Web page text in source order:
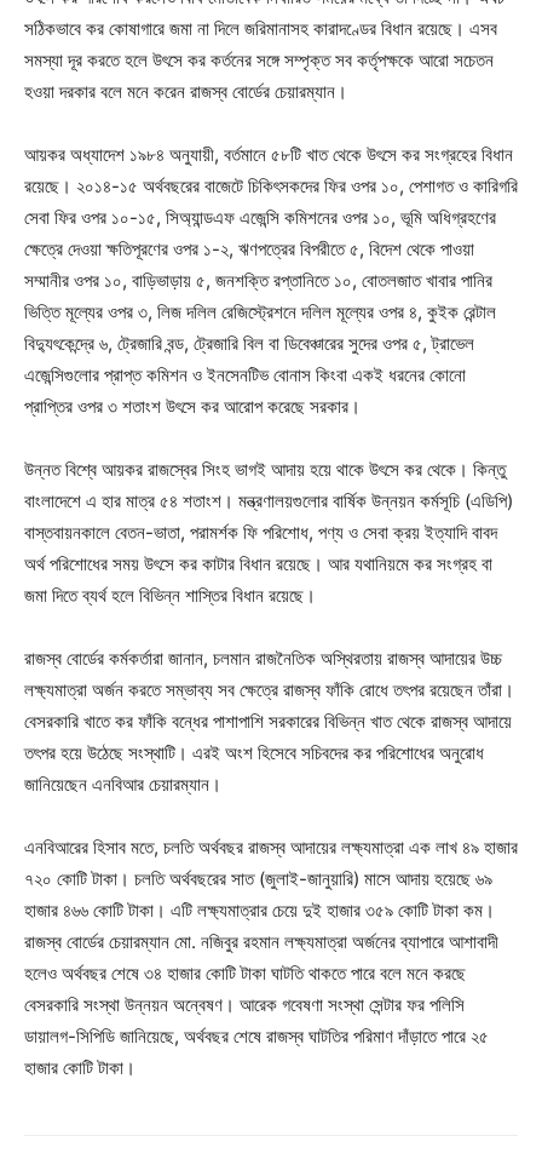
সঠিকভাবে কর কোষাগারে জমা না দিলে জরিমানাসহ কারাদণ্ডের বিধান রয়েছে। এসব
সমস্যা দূর করতে হলে উৎসে কর কর্তনের সঙ্গে সম্পৃক্ত সব কর্তৃপক্ষকে আরো সচেতন
হওয়া দরকার বলে মনে করেন রাজস্ব বোর্ডের চেয়ারম্যান।
আয়কর অধ্যাদেশ ১৯৮৪ অনুযায়ী, বর্তমানে ৫৮টি খাত থেকে উৎসে কর সংগ্রহের বিধান
রয়েছে। ২০১৪-১৫ অর্থবছরের বাজেটে চিকিৎসকদের ফির ওপর ১০, পেশাগত ও কারিগরি
সেবা ফির ওপর ১০-১৫, সিঅ্যান্ডএফ এজেন্সি কমিশনের ওপর ১০, ভূমি অধিগ্রহণের
ক্ষেত্রে দেওয়া ক্ষতিপূরণের ওপর ১-২, ঋণপত্রের বিপরীতে ৫, বিদেশ থেকে পাওয়া
সম্মানীর ওপর ১০, বাড়িভাড়ায় ৫, জনশক্তি রপ্তানিতে ১০, বোতলজাত খাবার পানির
ভিত্তি মূল্যের ওপর ৩, লিজ দলিল রেজিস্ট্রেশনে দলিল মূল্যের ওপর ৪, কুইক রেন্টাল
বিদ্যুৎকেন্দ্রে ৬, ট্রেজারি বন্ড, ট্রেজারি বিল বা ডিবেঞ্চারের সুদের ওপর ৫, ট্রাভেল
এজেন্সিগুলোর প্রাপ্ত কমিশন ও ইনসেনটিভ বোনাস কিংবা একই ধরনের কোনো
প্রাপ্তির ওপর ৩ শতাংশ উৎসে কর আরোপ করেছে সরকার।
উন্নত বিশ্বে আয়কর রাজস্বের সিংহ ভাগই আদায় হয়ে থাকে উৎসে কর থেকে। কিন্তু
বাংলাদেশে এ হার মাত্র ৫৪ শতাংশ। মন্ত্রণালয়গুলোর বার্ষিক উন্নয়ন কর্মসূচি (এডিপি)
বাস্তবায়নকালে বেতন-ভাতা, পরামর্শক ফি পরিশোধ, পণ্য ও সেবা ক্রয় ইত্যাদি বাবদ
অর্থ পরিশোধের সময় উৎসে কর কাটার বিধান রয়েছে। আর যথানিয়মে কর সংগ্রহ বা
জমা দিতে ব্যর্থ হলে বিভিন্ন শাস্তির বিধান রয়েছে।
রাজস্ব বোর্ডের কর্মকর্তারা জানান, চলমান রাজনৈতিক অস্থিরতায় রাজস্ব আদায়ের উচ্চ
লক্ষ্যমাত্রা অর্জন করতে সম্ভাব্য সব ক্ষেত্রে রাজস্ব ফাঁকি রোধে তৎপর রয়েছেন তাঁরা।
বেসরকারি খাতে কর ফাঁকি বন্ধের পাশাপাশি সরকারের বিভিন্ন খাত থেকে রাজস্ব আদায়ে
তৎপর হয়ে উঠেছে সংস্থাটি। এরই অংশ হিসেবে সচিবদের কর পরিশোধের অনুরোধ
জানিয়েছেন এনবিআর চেয়ারম্যান।
এনবিআরের হিসাব মতে, চলতি অর্থবছর রাজস্ব আদায়ের লক্ষ্যমাত্রা এক লাখ ৪৯ হাজার
৭২০ কোটি টাকা। চলতি অর্থবছরের সাত (জুলাই-জানুয়ারি) মাসে আদায় হয়েছে ৬৯
হাজার ৪৬৬ কোটি টাকা। এটি লক্ষ্যমাত্রার চেয়ে দুই হাজার ৩৫৯ কোটি টাকা কম।
রাজস্ব বোর্ডের চেয়ারম্যান মো. নজিবুর রহমান লক্ষ্যমাত্রা অর্জনের ব্যাপারে আশাবাদী
হলেও অর্থবছর শেষে ৩৪ হাজার কোটি টাকা ঘাটতি থাকতে পারে বলে মনে করছে
বেসরকারি সংস্থা উন্নয়ন অন্বেষণ। আরেক গবেষণা সংস্থা সেন্টার ফর পলিসি
ডায়ালগ-সিপিডি জানিয়েছে, অর্থবছর শেষে রাজস্ব ঘাটতির পরিমাণ দাঁড়াতে পারে ২৫
হাজার কোটি টাকা।